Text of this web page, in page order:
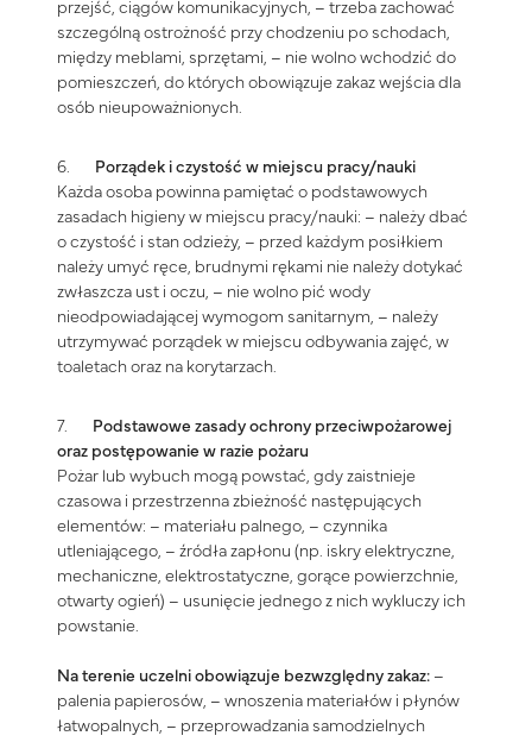
przejść, ciągów komunikacyjnych, – trzeba zachować
szczególną ostrożność przy chodzeniu po schodach,
między meblami, sprzętami, – nie wolno wchodzić do
pomieszczeń, do których obowiązuje zakaz wejścia dla
osób nieupoważnionych.
6.
Porządek i czystość w miejscu pracy/nauki
Każda osoba powinna pamiętać o podstawowych
zasadach higieny w miejscu pracy/nauki: – należy dbać
o czystość i stan odzieży, – przed każdym posiłkiem
należy umyć ręce, brudnymi rękami nie należy dotykać
zwłaszcza ust i oczu, – nie wolno pić wody
nieodpowiadającej wymogom sanitarnym, – należy
utrzymywać porządek w miejscu odbywania zajęć, w
toaletach oraz na korytarzach.
7.
Podstawowe zasady ochrony przeciwpożarowej
oraz postępowanie w razie pożaru
Pożar lub wybuch mogą powstać, gdy zaistnieje
czasowa i przestrzenna zbieżność następujących
elementów: – materiału palnego, – czynnika
utleniającego, – źródła zapłonu (np. iskry elektryczne,
mechaniczne, elektrostatyczne, gorące powierzchnie,
otwarty ogień) – usunięcie jednego z nich wykluczy ich
powstanie.
Na terenie uczelni obowiązuje bezwzględny zakaz: –
palenia papierosów, – wnoszenia materiałów i płynów
łatwopalnych, – przeprowadzania samodzielnych